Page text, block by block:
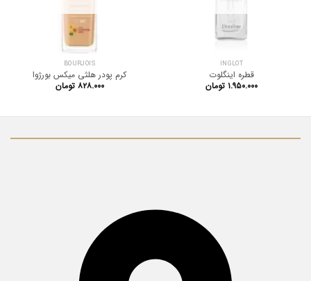
INGLOT
قطره اینگلوت
۱.۹۵۰.۰۰۰ تومان
BOURJOIS
کرم‌ پودر هلثی میکس بورژوا
۸۲۸.۰۰۰ تومان